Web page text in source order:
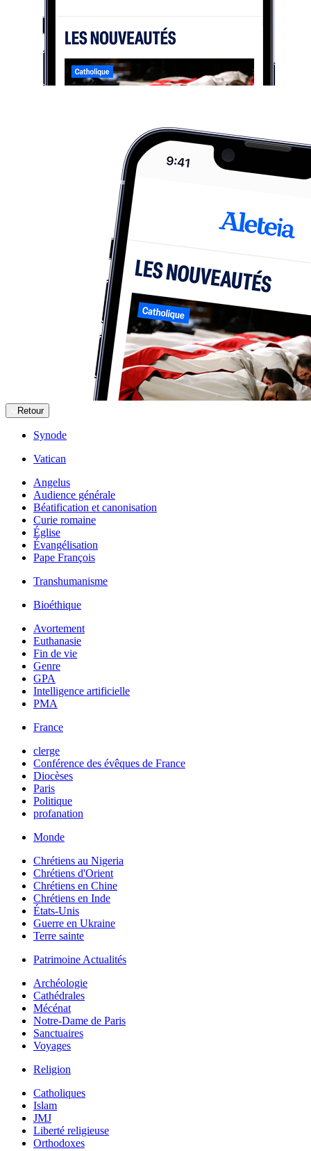
Retour
Synode
Vatican
Angelus
Audience générale
Béatification et canonisation
Curie romaine
Église
Évangélisation
Pape François
Transhumanisme
Bioéthique
Avortement
Euthanasie
Fin de vie
Genre
GPA
Intelligence artificielle
PMA
France
clerge
Conférence des évêques de France
Diocèses
Paris
Politique
profanation
Monde
Chrétiens au Nigeria
Chrétiens d'Orient
Chrétiens en Chine
Chrétiens en Inde
États-Unis
Guerre en Ukraine
Terre sainte
Patrimoine Actualités
Archéologie
Cathédrales
Mécénat
Notre-Dame de Paris
Sanctuaires
Voyages
Religion
Catholiques
Islam
JMJ
Liberté religieuse
Orthodoxes